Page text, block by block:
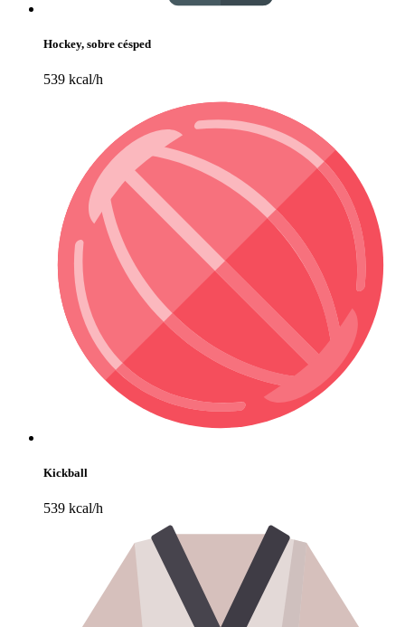
Hockey, sobre césped
539 kcal/h
Kickball
539 kcal/h